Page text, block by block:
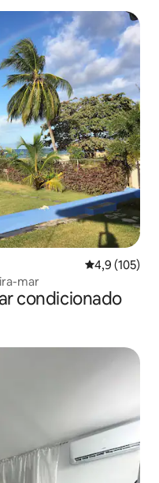
Classificação
4,9 (105)
mar
condicionado